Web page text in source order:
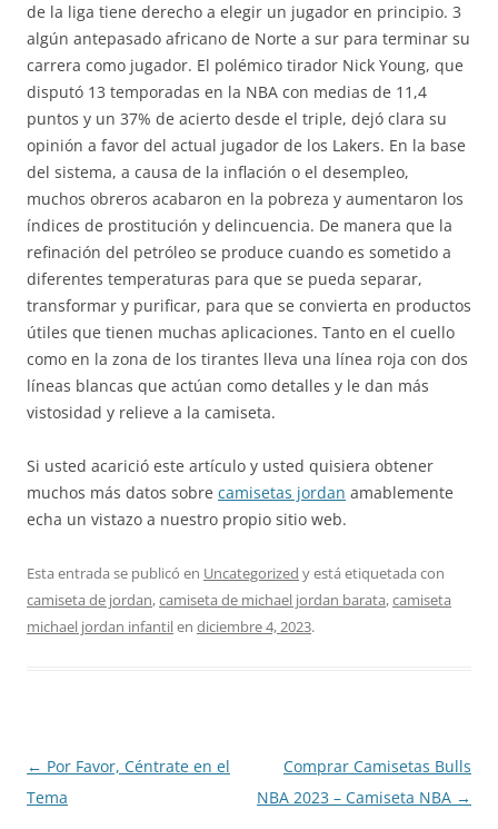
de la liga tiene derecho a elegir un jugador en principio. 3
algún antepasado africano de Norte a sur para terminar su
carrera como jugador. El polémico tirador Nick Young, que
disputó 13 temporadas en la NBA con medias de 11,4
puntos y un 37% de acierto desde el triple, dejó clara su
opinión a favor del actual jugador de los Lakers. En la base
del sistema, a causa de la inflación o el desempleo,
muchos obreros acabaron en la pobreza y aumentaron los
índices de prostitución y delincuencia. De manera que la
refinación del petróleo se produce cuando es sometido a
diferentes temperaturas para que se pueda separar,
transformar y purificar, para que se convierta en productos
útiles que tienen muchas aplicaciones. Tanto en el cuello
como en la zona de los tirantes lleva una línea roja con dos
líneas blancas que actúan como detalles y le dan más
vistosidad y relieve a la camiseta.
Si usted acarició este artículo y usted quisiera obtener
muchos más datos sobre camisetas jordan amablemente
echa un vistazo a nuestro propio sitio web.
Esta entrada se publicó en Uncategorized y está etiquetada con
camiseta de jordan,camiseta de michael jordan barata,camiseta
michael jordan infantilen diciembre 4, 2023.
Navegación
de
← Por Favor, Céntrate en el
Tema
Comprar Camisetas Bulls
NBA 2023 – Camiseta NBA →